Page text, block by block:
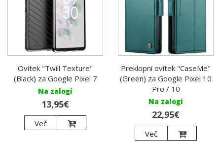
Ovitek "Twill Texture"
(Black) za Google Pixel 7
Na zalogi
13,95€
Več
Preklopni ovitek "CaseMe"
(Green) za Google Pixel 10
Pro / 10
Na zalogi
22,95€
Več